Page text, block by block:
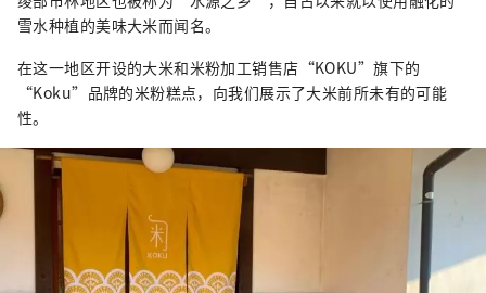
雪水种植的美味大米而闻名。
在这一地区开设的大米和米粉加工销售店“KOKU”旗下的
“Koku”品牌的米粉糕点，向我们展示了大米前所未有的可能
性。